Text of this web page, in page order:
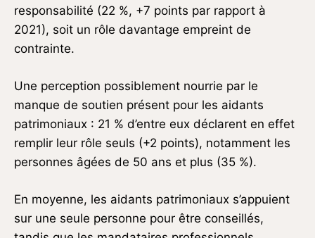
responsabilité (22 %, +7 points par rapport à
2021), soit un rôle davantage empreint de
contrainte.
Une perception possiblement nourrie par le
manque de soutien présent pour les aidants
patrimoniaux : 21 % d’entre eux déclarent en effet
remplir leur rôle seuls (+2 points), notamment les
personnes âgées de 50 ans et plus (35 %).
En moyenne, les aidants patrimoniaux s’appuient
sur une seule personne pour être conseillés,